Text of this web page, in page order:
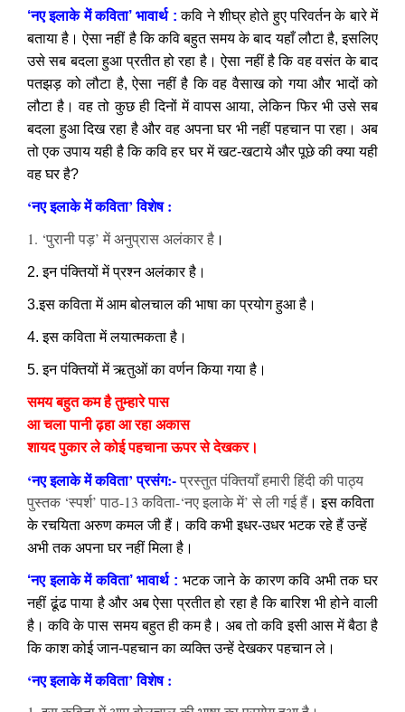
‘नए इलाके में कविता’ भावार्थ :कवि ने शीघ्र होते हुए परिवर्तन के बारे में
बताया है। ऐसा नहीं है कि कवि बहुत समय के बाद यहाँ लौटा है, इसलिए
उसे सब बदला हुआ प्रतीत हो रहा है। ऐसा नहीं है कि वह वसंत के बाद
पतझड़ को लौटा है, ऐसा नहीं है कि वह वैसाख को गया और भादों को
लौटा है। वह तो कुछ ही दिनों में वापस आया, लेकिन फिर भी उसे सब
बदला हुआ दिख रहा है और वह अपना घर भी नहीं पहचान पा रहा। अब
तो एक उपाय यही है कि कवि हर घर में खट-खटाये और पूछे की क्या यही
वह घर है?
‘नए इलाके में कविता’ विशेष :
1. ‘पुरानी पड़’ में अनुप्रास अलंकार है ।
2. इन पंक्तियों में प्रश्न अलंकार है।
3.इस कविता में आम बोलचाल की भाषा का प्रयोग हुआ है।
4. इस कविता में लयात्मकता है।
5. इन पंक्तियों में ऋतुओं का वर्णन किया गया है।
समय बहुत कम है तुम्हारे पास
आ चला पानी ढ़हा आ रहा अकास
शायद पुकार ले कोई पहचाना ऊपर से देखकर।
‘नए इलाके में कविता’ प्रसंग:-प्रस्तुत पंक्तियाँ हमारी हिंदी की पाठ्य
पुस्तक ‘स्पर्श’ पाठ-13 कविता-‘नए इलाके में’ से ली गई हैं । इस कविता
के रचयिता अरुण कमल जी हैं। कवि कभी इधर-उधर भटक रहे हैं उन्हें
अभी तक अपना घर नहीं मिला है।
‘नए इलाके में कविता’ भावार्थ : भटक जाने के कारण कवि अभी तक घर
नहीं ढूंढ पाया है और अब ऐसा प्रतीत हो रहा है कि बारिश भी होने वाली
है। कवि के पास समय बहुत ही कम है। अब तो कवि इसी आस में बैठा है
कि काश कोई जान-पहचान का व्यक्ति उन्हें देखकर पहचान ले।
‘नए इलाके में कविता’ विशेष :